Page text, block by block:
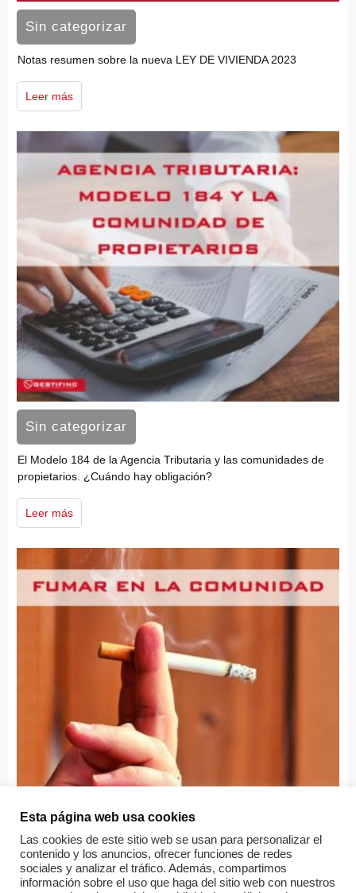
Sin categorizar
Notas resumen sobre la nueva LEY DE VIVIENDA 2023
Leer más
Sin categorizar
El Modelo 184 de la Agencia Tributaria y las comunidades de
propietarios. ¿Cuándo hay obligación?
Leer más
Sin categorizar
Fumar en la comunidad de propietarios
Esta página web usa cookies
Las cookies de este sitio web se usan para personalizar el
contenido y los anuncios, ofrecer funciones de redes
sociales y analizar el tráfico. Además, compartimos
información sobre el uso que haga del sitio web con nuestros